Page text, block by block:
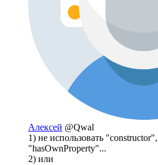
Алексей @Qwal
1) не использовать
"hasOwnProperty"...
2) или